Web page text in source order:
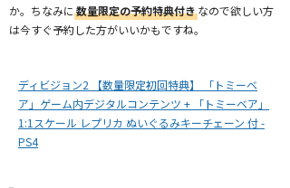
か。ちなみに 数量限定の予約特典付きなので欲しい方
は今すぐ予約した方がいいかもですね。
ディビジョン2 【数量限定初回特典】 「トミーベ
ア」ゲーム内デジタルコンテンツ + 「トミーベア」
1:1スケール レプリカ ぬいぐるみキーチェーン 付 -
PS4